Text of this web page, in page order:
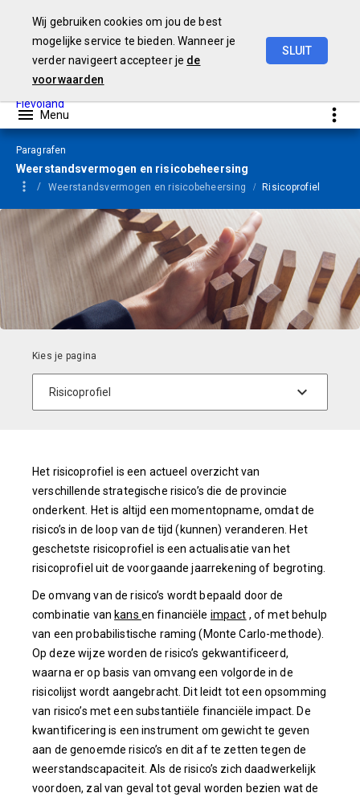
Wij gebruiken cookies om jou de best
mogelijke service te bieden. Wanneer je
verder navigeert accepteer je de
voorwaarden
SLUIT
Paragrafen
Weerstandsvermogen en risicobeheersing
Weerstandsvermogen en risicobeheersing Risicoprofiel
Het risicoprofiel is een actueel overzicht van
verschillende strategische risico’s die de provincie
onderkent. Het is altijd een momentopname, omdat de
risico’s in de loop van de tijd (kunnen) veranderen. Het
geschetste risicoprofiel is een actualisatie van het
risicoprofiel uit de voorgaande jaarrekening of begroting.
De omvang van de risico’s wordt bepaald door de
combinatie van kans en financiële impact , of met behulp
van een probabilistische raming (Monte Carlo-methode).
Op deze wijze worden de risico’s gekwantificeerd,
waarna er op basis van omvang een volgorde in de
risicolijst wordt aangebracht. Dit leidt tot een opsomming
van risico’s met een substantiële financiële impact. De
kwantificering is een instrument om gewicht te geven
aan de genoemde risico’s en dit af te zetten tegen de
weerstandscapaciteit. Als de risico’s zich daadwerkelijk
voordoen, zal van geval tot geval worden bezien wat de